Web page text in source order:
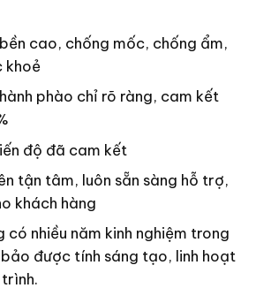
cao, chống mốc, chống ẩm,
khoẻ
phào chỉ rõ ràng, cam kết
độ đã cam kết
tận tâm, luôn sẵn sàng hỗ trợ,
khách hàng
nhiều năm kinh nghiệm trong
được tính sáng tạo, linh hoạt